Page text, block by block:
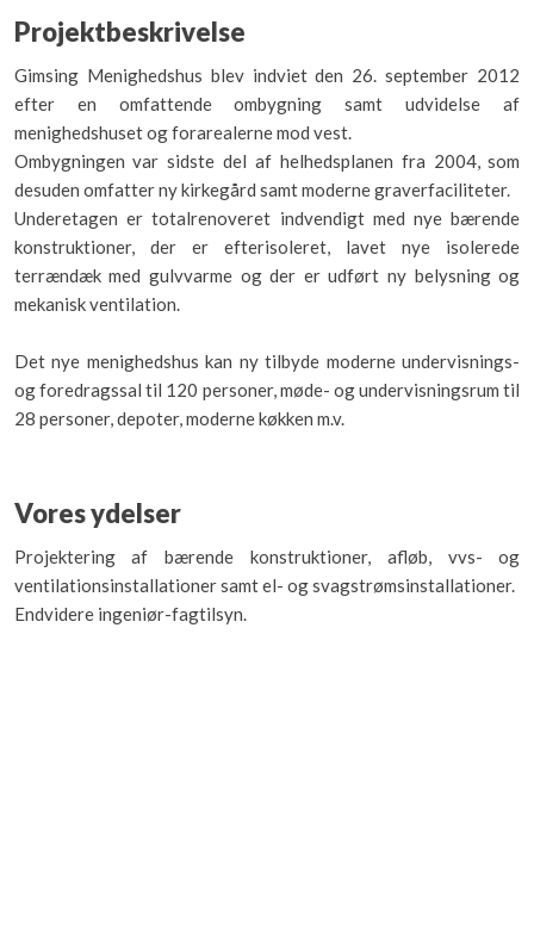
Projektbeskrivelse
​Gimsing Menighedshus blev indviet den 26. september 2012
efter en omfattende ombygning samt udvidelse af
menighedshuset og forarealerne mod vest.
Ombygningen var sidste del af helhedsplanen fra 2004, som
desuden omfatter ny kirkegård samt moderne graverfaciliteter.
Underetagen er totalrenoveret indvendigt med nye bærende
konstruktioner, der er efterisoleret, lavet nye isolerede
terrændæk med gulvvarme og der er udført ny belysning og
mekanisk ventilation.
Det nye menighedshus kan ny tilbyde moderne undervisnings-
og foredragssal til 120 personer, møde- og undervisningsrum til
28 personer, depoter, moderne køkken m.v.
Vores ydelser
Projektering af bærende konstruktioner, afløb, vvs- og
ventilationsinstallationer samt el- og svagstrømsinstallationer.
Endvidere ingeniør-fagtilsyn.